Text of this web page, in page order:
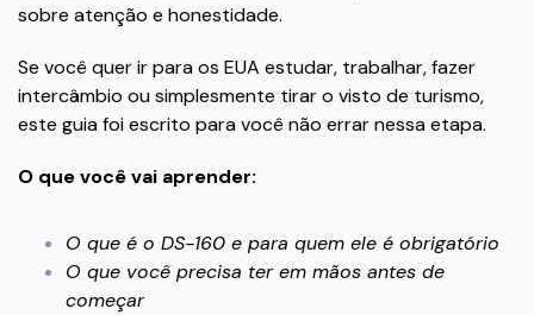
sobre atenção e honestidade.
Se você quer ir para os EUA estudar, trabalhar, fazer
intercâmbio ou simplesmente tirar o visto de turismo,
este guia foi escrito para você não errar nessa etapa.
O que você vai aprender:
O que é o DS-160 e para quem ele é obrigatório
O que você precisa ter em mãos antes de
começar